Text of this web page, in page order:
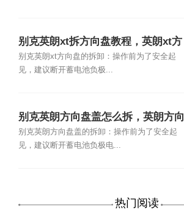
别克英朗xt拆方向盘教程，英朗xt方
向盘怎么拆
别克英朗xt方向盘的拆卸：操作前为了安全起
见，建议断开蓄电池负极...
别克英朗方向盘盖怎么拆，英朗方向
盘盖板怎么拆
别克英朗方向盘盖的拆卸：操作前为了安全起
见，建议断开蓄电池负极电...
热门阅读